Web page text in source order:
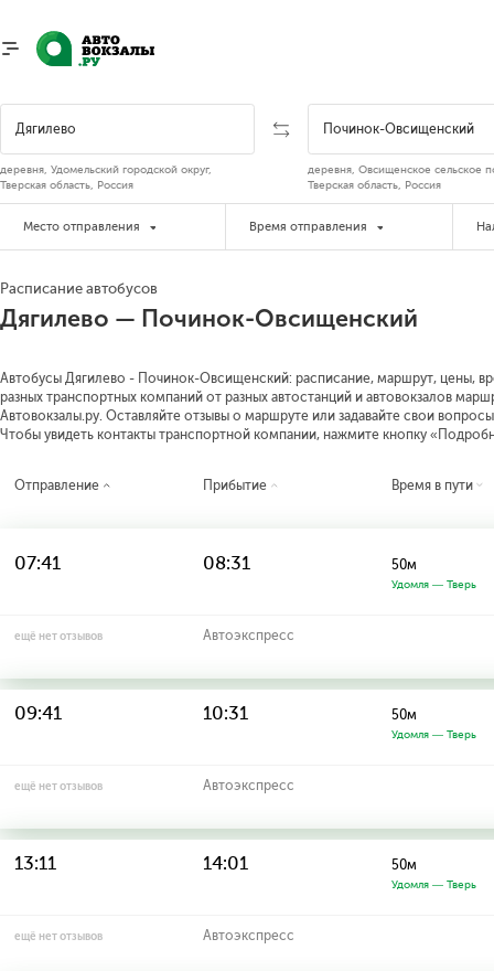
деревня, Удомельский городской округ,
Тверская область, Россия
деревня, Овсищенское сельское
Тверская область, Россия
Место отправления Время отправления
Расписание автобусов
Дягилево — Починок-Овсищенский
Автобусы Дягилево - Починок-Овсищенский: расписание, маршрут, цены,
разных транспортных компаний от разных автостанций и автовокзалов
Автовокзалы.ру. Оставляйте отзывы о маршруте или задавайте свои
Чтобы увидеть контакты транспортной компании, нажмите кнопку
Отправление Прибытие Время в пути
07:41 08:31 50м
Удомля — Тверь
ещё нет отзывов Автоэкспресс
09:41 10:31 50м
Удомля — Тверь
ещё нет отзывов Автоэкспресс
13:11 14:01 50м
Удомля — Тверь
ещё нет отзывов Автоэкспресс